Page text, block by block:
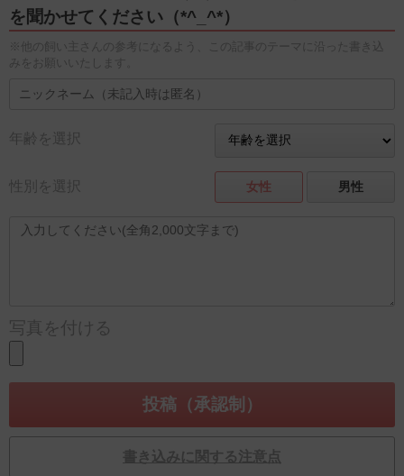
を聞かせてください（*^_^*）
※他の飼い主さんの参考になるよう、この記事のテーマに沿った書き込
みをお願いいたします。
年齢を選択
性別を選択 女性 男性
写真を付ける
書き込みに関する注意点